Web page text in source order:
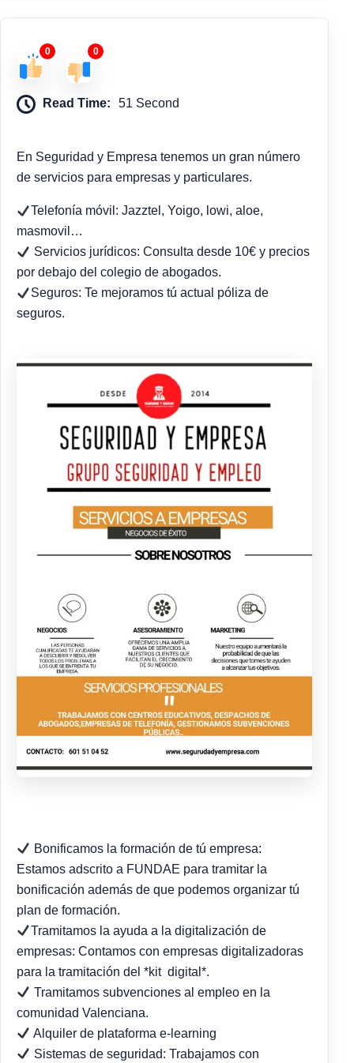
0 0
Read Time: 51 Second
En Seguridad y Empresa tenemos un gran número
de servicios para empresas y particulares.
Telefonía móvil: Jazztel, Yoigo, lowi, aloe,
masmovil…
Servicios jurídicos: Consulta desde 10€ y precios
por debajo del colegio de abogados.
Seguros: Te mejoramos tú actual póliza de
seguros.
Bonificamos la formación de tú empresa:
Estamos adscrito a FUNDAE para tramitar la
bonificación además de que podemos organizar tú
plan de formación.
Tramitamos la ayuda a la digitalización de
empresas: Contamos con empresas digitalizadoras
para la tramitación del *kit digital*.
Tramitamos subvenciones al empleo en la
comunidad Valenciana.
Alquiler de plataforma e-learning
Sistemas de seguridad: Trabajamos con